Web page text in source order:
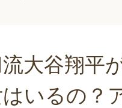
大谷翔平
いるの？